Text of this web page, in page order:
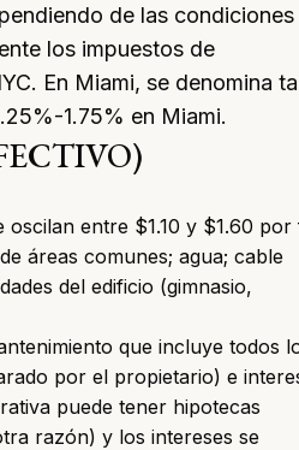
de las condiciones
los impuestos de
En Miami, se denomina
1.75% en Miami.
entre $1.10 y $1.60 por
áreas comunes; agua; cable
del edificio (gimnasio,
que incluye todos
por el propietario) e
puede tener hipotecas
razón) y los intereses se